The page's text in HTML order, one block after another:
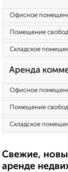
Офисное
Помещение
Складское
Аренда
Офисное
Помещение
Складское
Свежие,
аренде